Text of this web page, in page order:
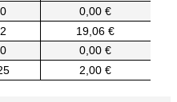
0
0,00 €
2
19,06 €
0
0,00 €
2,00 €